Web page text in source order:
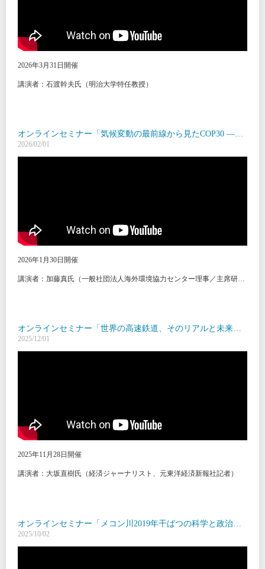
2026年3月31日開催
講演者：石渡幹夫氏（明治大学特任教授）
オンラインセミナー「気候変動の最前線から見たCOP30 ―島嶼国の危機感とCOP31に向けた展望―」
2026/02/01
2026年1月30日開催
講演者：加藤真氏（一般社団法人海外環境協力センター理事／主席研究員）
オンラインセミナー「世界の高速鉄道、そのリアルと未来図 ―現場から読み解く日本の活路―」
2025/12/01
2025年11月28日開催
講演者：大坂直樹氏（経済ジャーナリスト、元東洋経済新報社記者）
2025/10/02